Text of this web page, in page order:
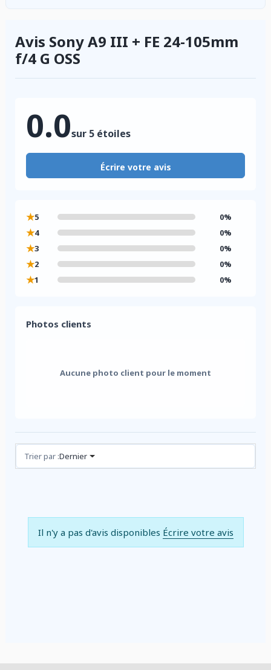
Avis Sony A9 III + FE 24-105mm
f/4 G OSS
0.0sur 5 étoiles
Écrire votre avis
★5 0%
★4 0%
★3 0%
★2 0%
★1 0%
Photos clients
Aucune photo client pour le moment
Avis (0)
Trier par :Dernier
Il n'y a pas d'avis disponibles Écrire votre avis